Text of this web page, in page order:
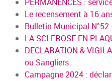
PERMANENCES :
Le recensement à 16
Bulletin Municipal N°52
LA SCLEROSE EN
DECLARATION &
ou Sangliers
Campagne 2024 :